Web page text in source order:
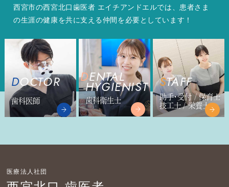
西宮市の西宮北口歯医者 エイチアンドエルでは、患者さま
の生涯の健康を共に支える仲間を必要としています！
DOCTOR
歯科医師
DENTAL
HYGIENIST
歯科衛生士
STAFF
助手・受付 / 保育士
技工士 / 栄養士
医療法人社団